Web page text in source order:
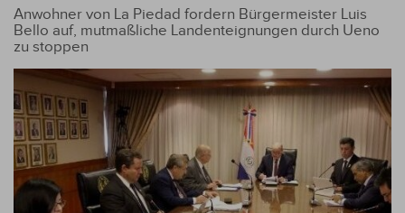
Anwohner von La Piedad fordern Bürgermeister Luis
Bello auf, mutmaßliche Landenteignungen durch Ueno
zu stoppen